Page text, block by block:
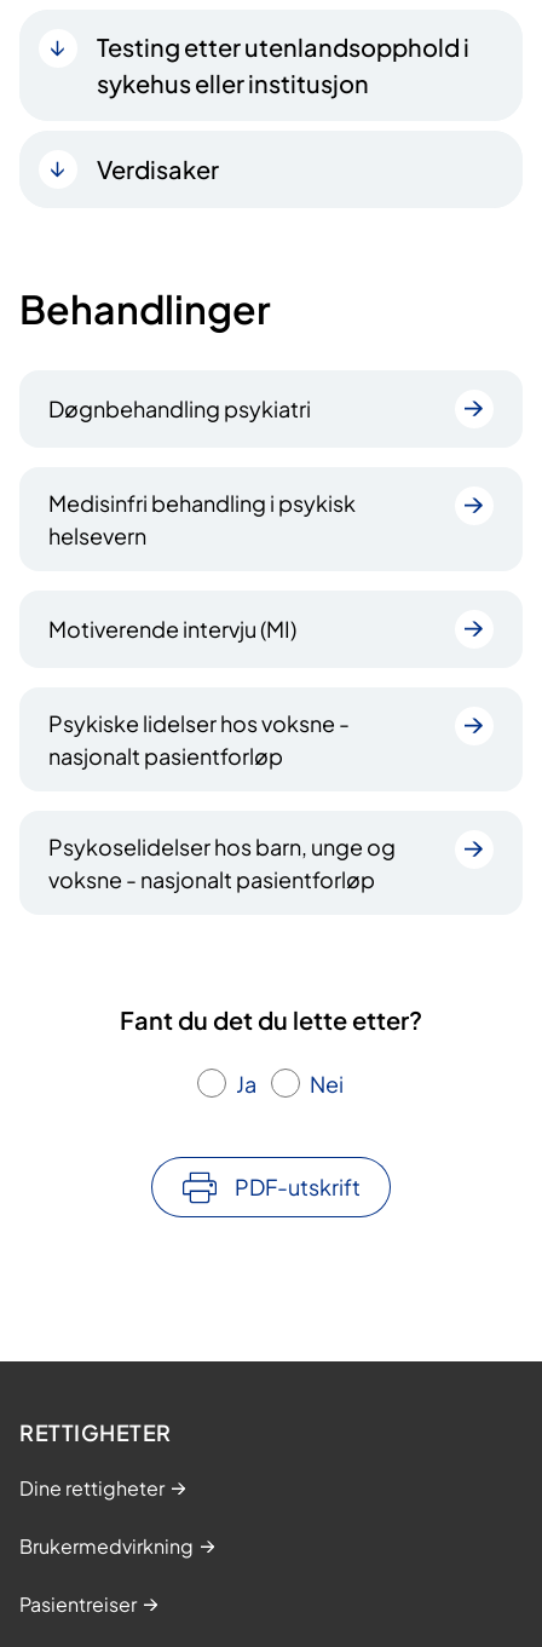
Testing etter utenlandsopphold i
sykehus eller institusjon
Verdisaker
Behandlinger
Døgnbehandling psykiatri
Medisinfri behandling i psykisk
helsevern
Motiverende intervju (MI)
Psykiske lidelser hos voksne -
nasjonalt pasientforløp
Psykoselidelser hos barn, unge og
voksne - nasjonalt pasientforløp
Fant du det du lette etter?
Ja Nei
PDF-utskrift
RETTIGHETER
Dine rettigheter
Brukermedvirkning
Pasientreiser